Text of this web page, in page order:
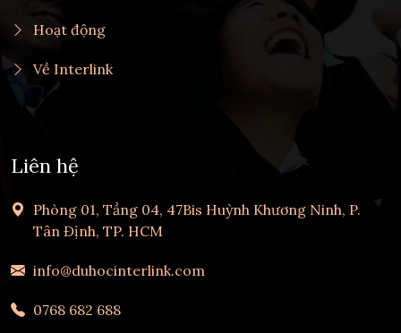
Hoạt động
Về Interlink
Liên hệ
Phòng 01, Tầng 04, 47Bis Huỳnh Khương Ninh, P.
Tân Định, TP. HCM
info@duhocinterlink.com
0768 682 688